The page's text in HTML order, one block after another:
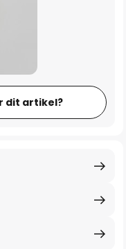
dit artikel?